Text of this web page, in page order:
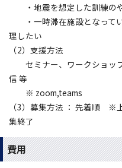
・地震を想定した訓練の
・一時滞在施設となって
理したい
（2）支援方法
セミナー、ワークショッ
信 等
※ zoom,teams
（3）募集方法 ： 先着順 ※
集終了
費用